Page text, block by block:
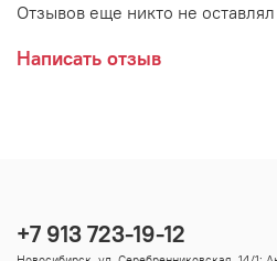
Отзывов еще никто не оставлял
Написать отзыв
+7 913 723-19-12